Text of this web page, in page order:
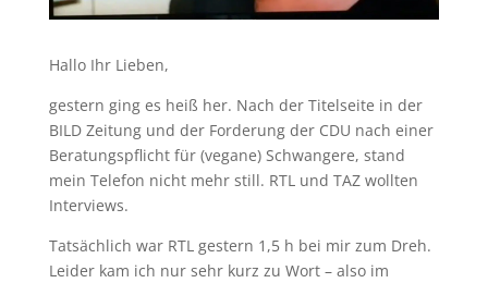
Hallo Ihr Lieben,
gestern ging es heiß her. Nach der Titelseite in der
BILD Zeitung und der Forderung der CDU nach einer
Beratungspflicht für (vegane) Schwangere, stand
mein Telefon nicht mehr still. RTL und TAZ wollten
Interviews.
Tatsächlich war RTL gestern 1,5 h bei mir zum Dreh.
Leider kam ich nur sehr kurz zu Wort – also im